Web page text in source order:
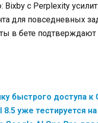
с Perplexity
для повседневных
в бете подтверждают
быстрого доступа к
уже тестируется